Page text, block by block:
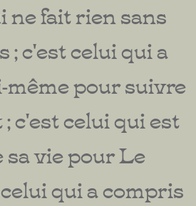
ne fait rien sans
; c'est celui qui a
même pour suivre
c'est celui qui est
vie pour Le
qui a compris